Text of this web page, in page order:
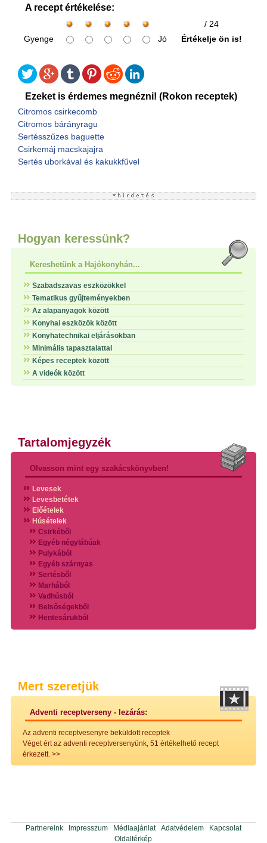
A recept értékelése:
/ 24
Gyenge
Jó Értékelje ön is!
Ezeket is érdemes megnézni! (Rokon receptek)
Citromos csirkecomb
Citromos bárányragu
Sertésszűzes baguette
Csirkemáj macskajajra
Sertés uborkával és kakukkfűvel
Hogyan keressünk?
Kereshetünk a Hajókonyhán...
Szabadszavas eszközökkel
Tematikus gyűjteményekben
Az alapanyagok között
Konyhai eszközök között
Konyhatechnikai eljárásokban
Minimális tapasztalattal
Képes receptek között
A videók között
Tartalomjegyzék
Olvasson mint egy szakácskönyvben!
Levesek
Levesbetétek
Előételek
Húsételek
Csirkéből
Egyéb négylábúak
Pulykából
Egyéb szárnyas
Sertésből
Marhából
Vadhúsból
Belsőségekből
Hentesárukból
Vadszárnyasokból
Köretek
Klasszikus főzelékek
Zöldséges ételek
Hidegkonyhai készítmények
Főtt tészták
Zsiradékban sült tészták
Sütőben sült tészták
Házi befőzés
Pácok
Mert szeretjük
Adventi receptverseny - lezárás:
Az adventi receptvesenyre beküldött receptek
Véget ért az adventi receptversenyünk, 51 értékelhető recept
érkezett. >>
Partnereink Impresszum Médiaajánlat Adatvédelem
Kapcsolat
Oldaltérkép